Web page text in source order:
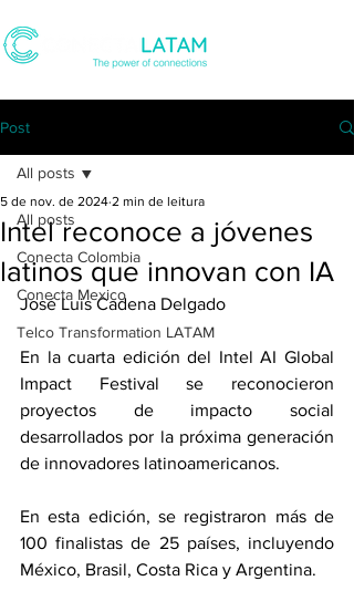
Post
All posts
Conecta Colombia
Conecta Mexico
Telco Transformation LATAM
All posts
Intel reconoce a jóvenes
latinos que innovan con IA
5 de nov. de 2024 2 min de leitura
José Luis Cadena Delgado
En la cuarta edición del Intel AI Global
Impact Festival se reconocieron
proyectos de impacto social
desarrollados por la próxima generación
de innovadores latinoamericanos.
En esta edición, se registraron más de
100 finalistas de 25 países, incluyendo
México, Brasil, Costa Rica y Argentina.